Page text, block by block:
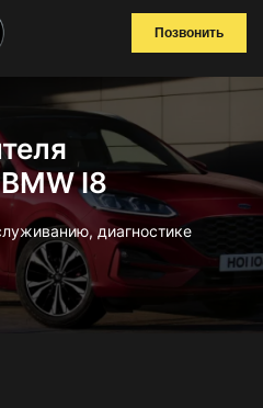
Позвонить
I8
диагностике